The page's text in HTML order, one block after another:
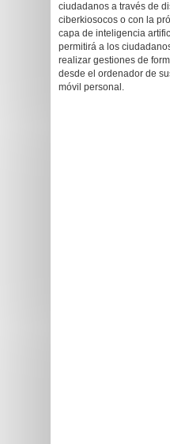
ciudadanos a través de
ciberkiosocos o con la
capa de inteligencia
permitirá a los
realizar gestiones de
desde el ordenador de
móvil personal.